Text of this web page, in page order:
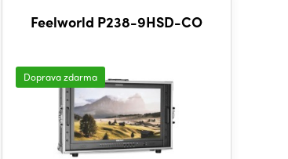
Feelworld P238-9HSD-CO
Doprava zdarma